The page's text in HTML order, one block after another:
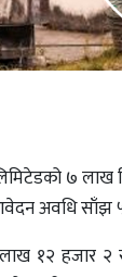
७
अवधि साँझ
१२ हजार २